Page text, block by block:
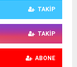
TAKIP
TAKIP
ABONE